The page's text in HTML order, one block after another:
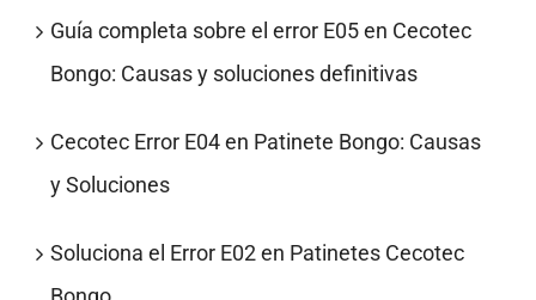
Guía completa sobre el error E05 en Cecotec
Bongo: Causas y soluciones definitivas
Cecotec Error E04 en Patinete Bongo: Causas
y Soluciones
Soluciona el Error E02 en Patinetes Cecotec